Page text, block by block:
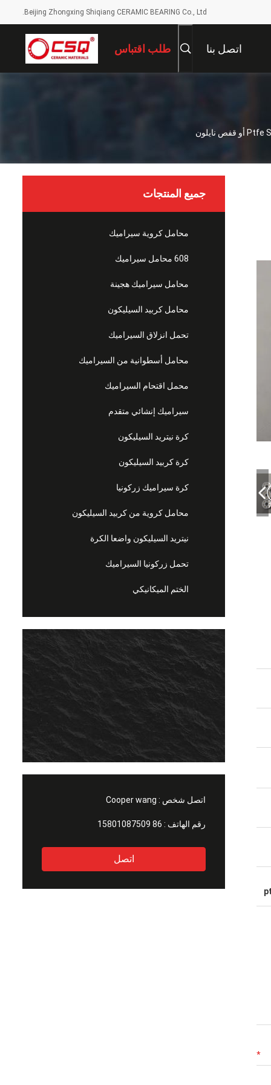
Beijing Zhongxing Shiqiang CERAMIC BEARING Co., Ltd.
اتصل بنا طلب اقتباس
جميع المنتجات
محامل كروية سيراميك
608 محامل سيراميك
محامل سيراميك هجينة
محامل كربيد السيليكون
تحمل انزلاق السيراميك
محامل أسطوانية من السيراميك
محمل اقتحام السيراميك
سيراميك إنشائي متقدم
كرة نيتريد السيليكون
كرة كربيد السيليكون
كرة سيراميك زركونيا
محامل كروية من كربيد السيليكون
نيتريد السيليكون واضعا الكرة
تحمل زركونيا السيراميك
الختم الميكانيكي
اتصل شخص : Cooper wang
رقم الهاتف : 86 15801087509
اتصل